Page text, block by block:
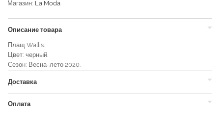
Магазин: La Moda
Описание товара
Плащ Wallis.
Цвет: черный.
Сезон: Весна-лето 2020.
Доставка
Оплата